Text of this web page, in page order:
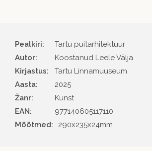
Pealkiri:
Tartu puitarhitektuur
Autor
Koostanud Leele Välja
Kirjastus
Tartu Linnamuuseum
Aasta
2025
Žanr
Kunst
EAN
977140605117110
Mõõtmed:
290x235x24mm